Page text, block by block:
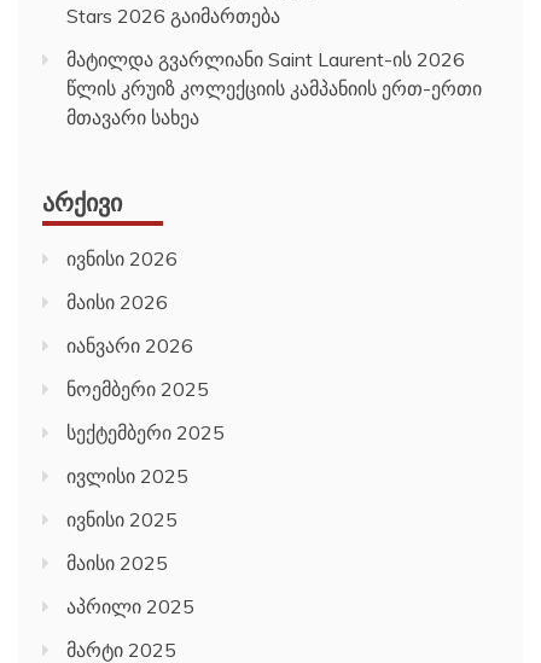
Stars 2026 გაიმართება
მატილდა გვარლიანი Saint Laurent-ის 2026
წლის კრუიზ კოლექციის კამპანიის ერთ-ერთი
მთავარი სახეა
ᲐᲠᲥᲘᲕᲘ
ივნისი 2026
მაისი 2026
იანვარი 2026
ნოემბერი 2025
სექტემბერი 2025
ივლისი 2025
ივნისი 2025
მაისი 2025
აპრილი 2025
მარტი 2025